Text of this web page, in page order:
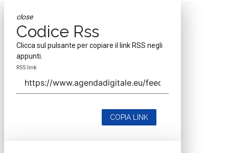
close
Codice Rss
Clicca sul pulsante per copiare il link RSS negli
appunti.
RSS link
COPIA LINK